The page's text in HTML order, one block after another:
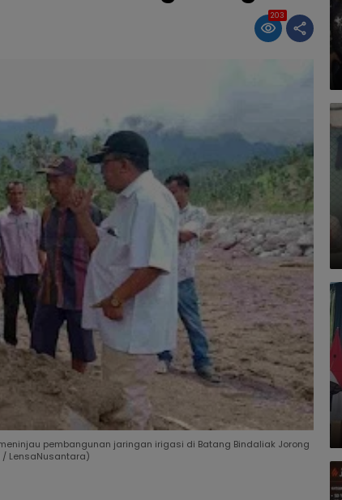
203
pembangunan jaringan irigasi di Batang Bindaliak Jorong
/ LensaNusantara)